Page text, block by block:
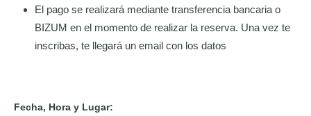
El pago se realizará mediante transferencia bancaria o
BIZUM en el momento de realizar la reserva. Una vez te
inscribas, te llegará un email con los datos
Fecha, Hora y Lugar: